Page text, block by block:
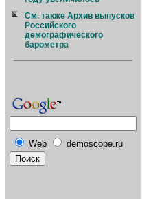
См. также Архив выпусков
Российского
демографического
барометра
Web demoscope.ru